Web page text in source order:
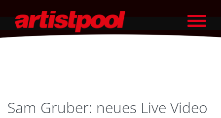
Sam Gruber: neues Live Video